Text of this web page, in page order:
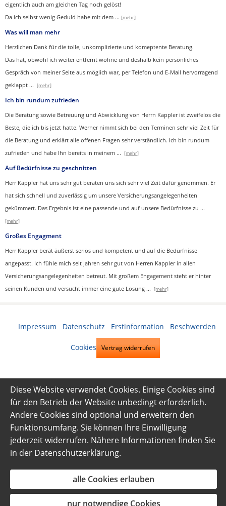
eigentlich auch am gleichen Tag noch gelöst!
Da ich selbst wenig Geduld habe mit dem ... [mehr]
Was will man mehr
Herzlichen Dank für die tolle, unkomplizierte und komeptente Beratung.
Das hat, obwohl ich weiter entfernt wohne und deshalb kein persönliches
Gespräch von meiner Seite aus möglich war, per Telefon und E-Mail hervorragend
geklappt ... [mehr]
Ich bin rundum zufrieden
Die Beratung sowie Betreuung und Abwicklung von Herrn Kappler ist zweifelos die
Beste, die ich bis jetzt hatte. Werner nimmt sich bei den Terminen sehr viel Zeit für
die Beratung und erklärt alle offenen Fragen sehr verständlich. Ich bin rundum
zufrieden und habe Ihn bereits in meinem ... [mehr]
Auf Bedürfnisse zu geschnitten
Herr Kappler hat uns sehr gut beraten uns sich sehr viel Zeit dafür genommen. Er
hat sich schnell und zuverlässig um unsere Versicherungsangelegenheiten
gekümmert. Das Ergebnis ist eine passende und auf unsere Bedürfnisse zu ...
[mehr]
Großes Engagment
Herr Kappler berät äußerst seriös und kompetent und auf die Bedürfnisse
angepasst. Ich fühle mich seit Jahren sehr gut von Herren Kappler in allen
Versicherungsangelegenheiten betreut. Mit großem Engagement steht er hinter
seinen Kunden und versucht immer eine gute Lösung ... [mehr]
Impressum Datenschutz Erstinformation Beschwerden
Cookies Vertrag widerrufen
Diese Website verwendet Cookies. Einige Cookies sind
für den Betrieb der Website unbedingt erforderlich.
Andere Cookies sind optional und erweitern den
Funktionsumfang. Sie können Ihre Einwilligung
jederzeit widerrufen. Nähere Informationen finden Sie
in der Datenschutzerklärung.
alle Cookies erlauben
nur notwendige Cookies